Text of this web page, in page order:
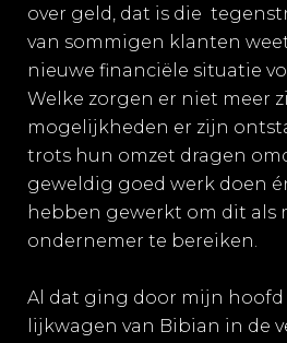
over geld, dat is die
van sommigen klanten
nieuwe financiële situatie
Welke zorgen er niet meer
mogelijkheden er zijn
trots hun omzet dragen
geweldig goed werk doen
hebben gewerkt om dit als
ondernemer te bereiken.
Al dat ging door mijn hoofd
lijkwagen van Bibian in de